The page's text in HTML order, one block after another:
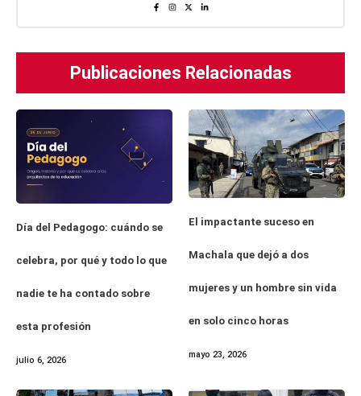
Publicaciones Relacionadas
Día del Pedagogo: cuándo se
celebra, por qué y todo lo que
nadie te ha contado sobre
esta profesión
julio 6, 2026
El impactante suceso en
Machala que dejó a dos
mujeres y un hombre sin vida
en solo cinco horas
mayo 23, 2026